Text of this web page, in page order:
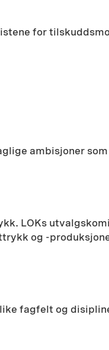
for
ambisjoner
LOKs
og -
fagfelt og